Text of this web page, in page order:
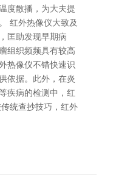
度散播，为大夫提
红外热像仪大致及
匡助发现早期病
组织频频具有较高
热像仪不错快速识
依据。此外，在炎
疾病的检测中，红
统查抄技巧，红外